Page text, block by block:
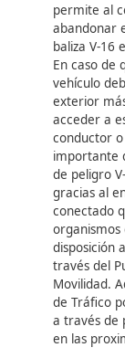
¿Dónde
las
La lista
Ginebra
oficial
¿En
nueva
sean
queden
riesgo
colocar